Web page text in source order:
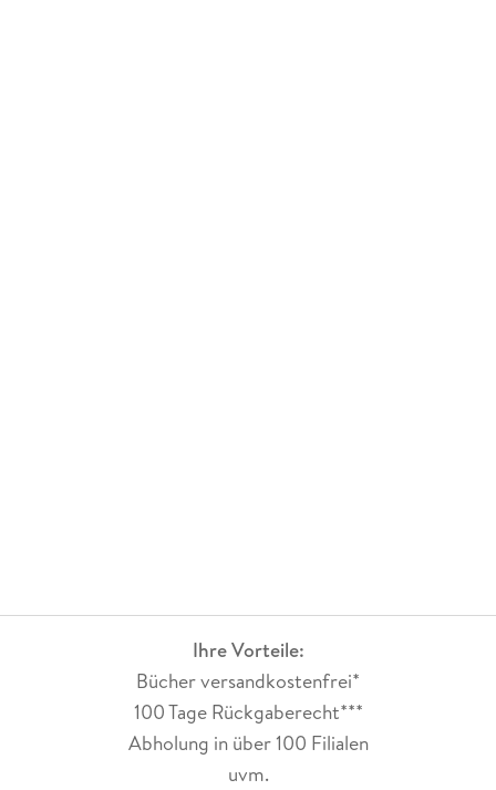
Ihre Vorteile:
Bücher versandkostenfrei*
100 Tage Rückgaberecht***
Abholung in über 100 Filialen
uvm.